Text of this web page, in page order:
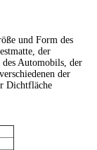
und Form des
der
Automobils, der
der
Dichtfläche